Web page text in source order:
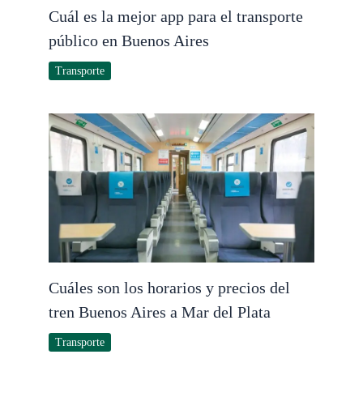
Cuál es la mejor app para el transporte
público en Buenos Aires
Transporte
Cuáles son los horarios y precios del
tren Buenos Aires a Mar del Plata
Transporte